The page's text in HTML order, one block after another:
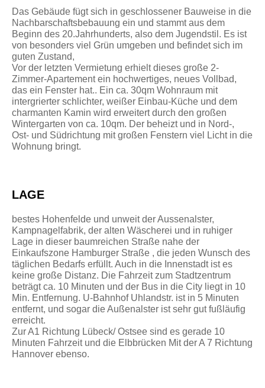
Das Gebäude fügt sich in geschlossener Bauweise in die
Nachbarschaftsbebauung ein und stammt aus dem
Beginn des 20.Jahrhunderts, also dem Jugendstil. Es ist
von besonders viel Grün umgeben und befindet sich im
guten Zustand,
Vor der letzten Vermietung erhielt dieses große 2-
Zimmer-Apartement ein hochwertiges, neues Vollbad,
das ein Fenster hat.. Ein ca. 30qm Wohnraum mit
intergrierter schlichter, weißer Einbau-Küche und dem
charmanten Kamin wird erweitert durch den großen
Wintergarten von ca. 10qm. Der beheizt und in Nord-,
Ost- und Südrichtung mit großen Fenstern viel Licht in die
Wohnung bringt.
LAGE
bestes Hohenfelde und unweit der Aussenalster,
Kampnagelfabrik, der alten Wäscherei und in ruhiger
Lage in dieser baumreichen Straße nahe der
Einkaufszone Hamburger Straße , die jeden Wunsch des
täglichen Bedarfs erfüllt. Auch in die Innenstadt ist es
keine große Distanz. Die Fahrzeit zum Stadtzentrum
beträgt ca. 10 Minuten und der Bus in die City liegt in 10
Min. Entfernung. U-Bahnhof Uhlandstr. ist in 5 Minuten
entfernt, und sogar die Außenalster ist sehr gut fußläufig
erreicht.
Zur A1 Richtung Lübeck/ Ostsee sind es gerade 10
Minuten Fahrzeit und die Elbbrücken Mit der A 7 Richtung
Hannover ebenso.